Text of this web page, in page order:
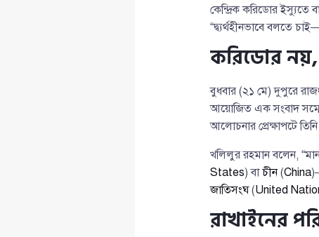
কেন্দ্রিক করিডোর
“দ্ব্যর্থহীনভাবে বলতে
করিডোর নয়,
বুধবার (২১ মে) দুপুরে
আয়োজিত এক সংবাদ
আলোচনার প্রেক্ষাপটে
খলিলুর রহমান বলেন,
States) বাচীন(China
জাতিসংঘ(United
রাখাইনের